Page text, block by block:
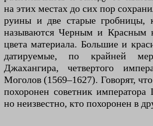
на этих местах до сих пор
руины и две старые гробницы,
называются Черным и Красным
цвета материала. Большие и
датируемые, по крайней
Джахангира, четвертого
Моголов (1569–1627). Говорят,
похоронен советник
но неизвестно, кто похоронен в